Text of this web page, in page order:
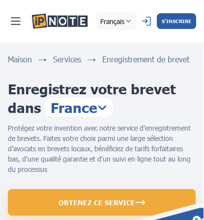
Français S'INSCRIRE
Maison Services Enregistrement de brevet
Enregistrez votre brevet
dans
France
Protégez votre invention avec notre service d'enregistrement
de brevets. Faites votre choix parmi une large sélection
d'avocats en brevets locaux, bénéficiez de tarifs forfaitaires
bas, d'une qualité garantie et d'un suivi en ligne tout au long
du processus
OBTENEZ CE SERVICE